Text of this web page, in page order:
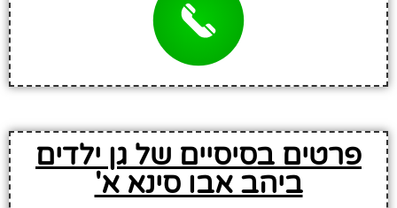
פרטים בסיסיים של גן ילדים
ביהב אבו סינא א'